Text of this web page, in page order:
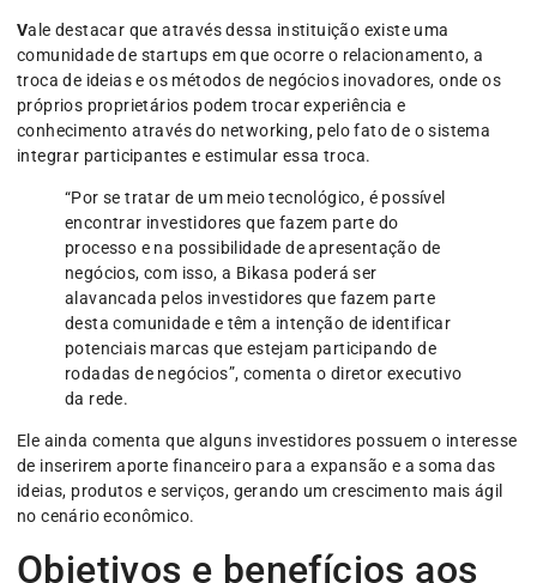
Vale destacar que através dessa instituição existe uma
comunidade de startups em que ocorre o relacionamento, a
troca de ideias e os métodos de negócios inovadores, onde os
próprios proprietários podem trocar experiência e
conhecimento através do networking, pelo fato de o sistema
integrar participantes e estimular essa troca.
“Por se tratar de um meio tecnológico, é possível
encontrar investidores que fazem parte do
processo e na possibilidade de apresentação de
negócios, com isso, a Bikasa poderá ser
alavancada pelos investidores que fazem parte
desta comunidade e têm a intenção de identificar
potenciais marcas que estejam participando de
rodadas de negócios”, comenta o diretor executivo
da rede.
Ele ainda comenta que alguns investidores possuem o interesse
de inserirem aporte financeiro para a expansão e a soma das
ideias, produtos e serviços, gerando um crescimento mais ágil
no cenário econômico.
Objetivos e benefícios aos